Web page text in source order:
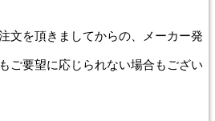
文を頂きましてからの、メーカー発
ご要望に応じられない場合もござい